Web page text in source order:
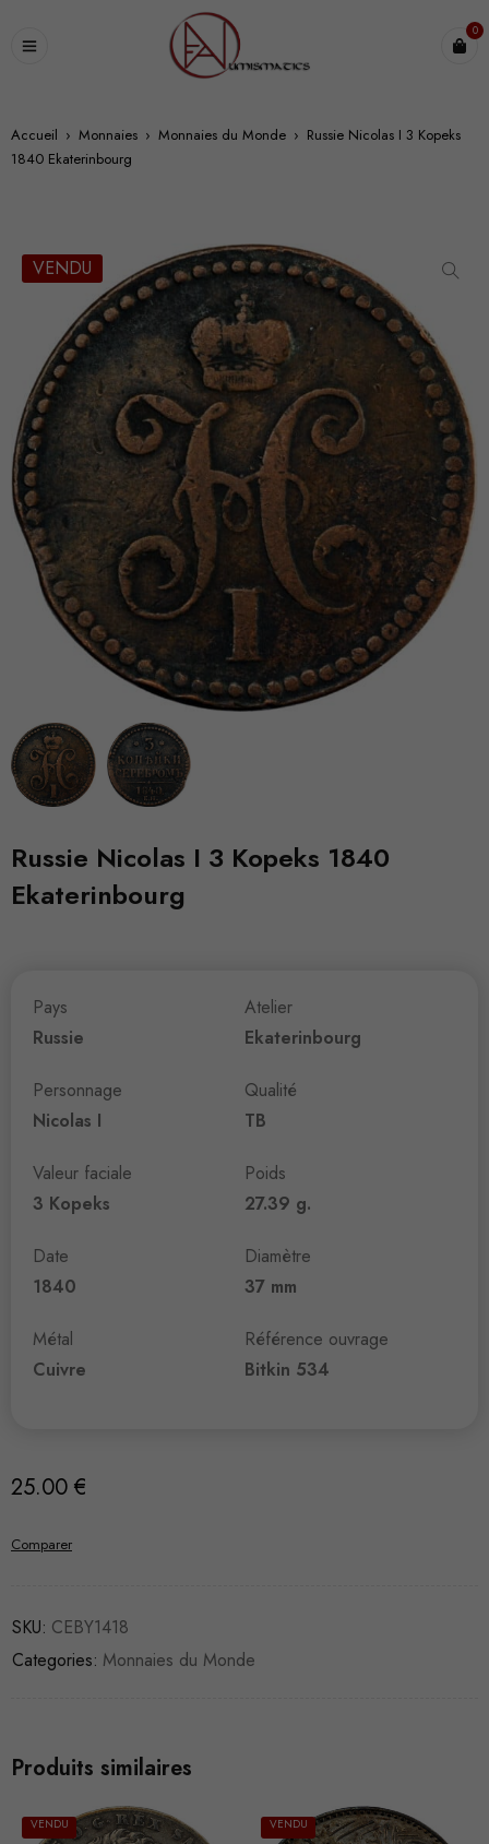
0
Accueil › Monnaies › Monnaies du Monde › Russie Nicolas I 3 Kopeks
1840 Ekaterinbourg
VENDU
Russie Nicolas I 3 Kopeks 1840
Ekaterinbourg
Pays
Russie
Personnage
Nicolas I
Valeur faciale
3 Kopeks
Date
1840
Métal
Cuivre
Atelier
Ekaterinbourg
Qualité
TB
Poids
27.39 g.
Diamètre
37 mm
Référence ouvrage
Bitkin 534
25.00 €
Comparer
SKU: CEBY1418
Categories: Monnaies du Monde
Produits similaires
VENDU VENDU